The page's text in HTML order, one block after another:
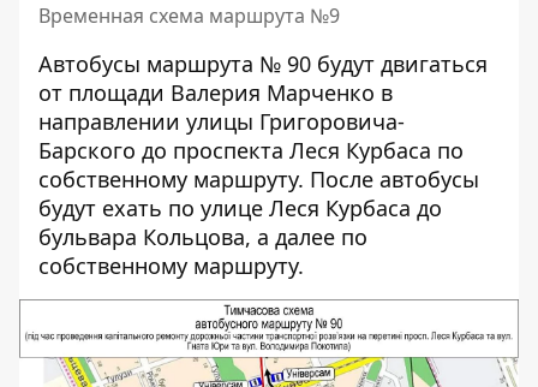
Временная схема маршрута №9
Автобусы маршрута № 90 будут двигаться
от площади Валерия Марченко в
направлении улицы Григоровича-
Барского до проспекта Леся Курбаса по
собственному маршруту. После автобусы
будут ехать по улице Леся Курбаса до
бульвара Кольцова, а далее по
собственному маршруту.